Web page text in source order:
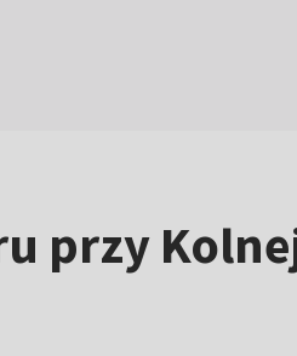
przy